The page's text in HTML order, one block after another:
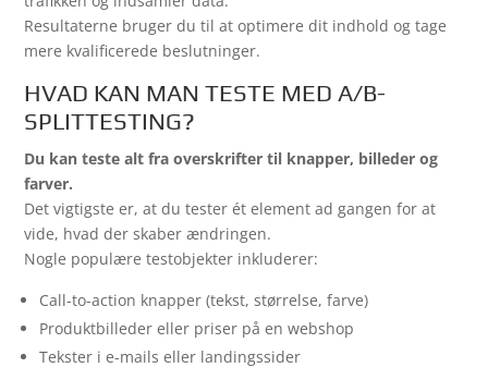
Resultaterne bruger du til at optimere dit indhold og tage
mere kvalificerede beslutninger.
HVAD KAN MAN TESTE MED A/B-
SPLITTESTING?
Du kan teste alt fra overskrifter til knapper, billeder og
farver.
Det vigtigste er, at du tester ét element ad gangen for at
vide, hvad der skaber ændringen.
Nogle populære testobjekter inkluderer:
Call-to-action knapper (tekst, størrelse, farve)
Produktbilleder eller priser på en webshop
Tekster i e-mails eller landingssider